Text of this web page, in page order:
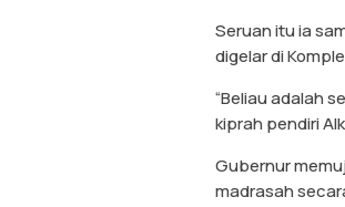
Seruan itu ia
digelar di
“Beliau adalah
kiprah pendiri
Gubernur
madrasah